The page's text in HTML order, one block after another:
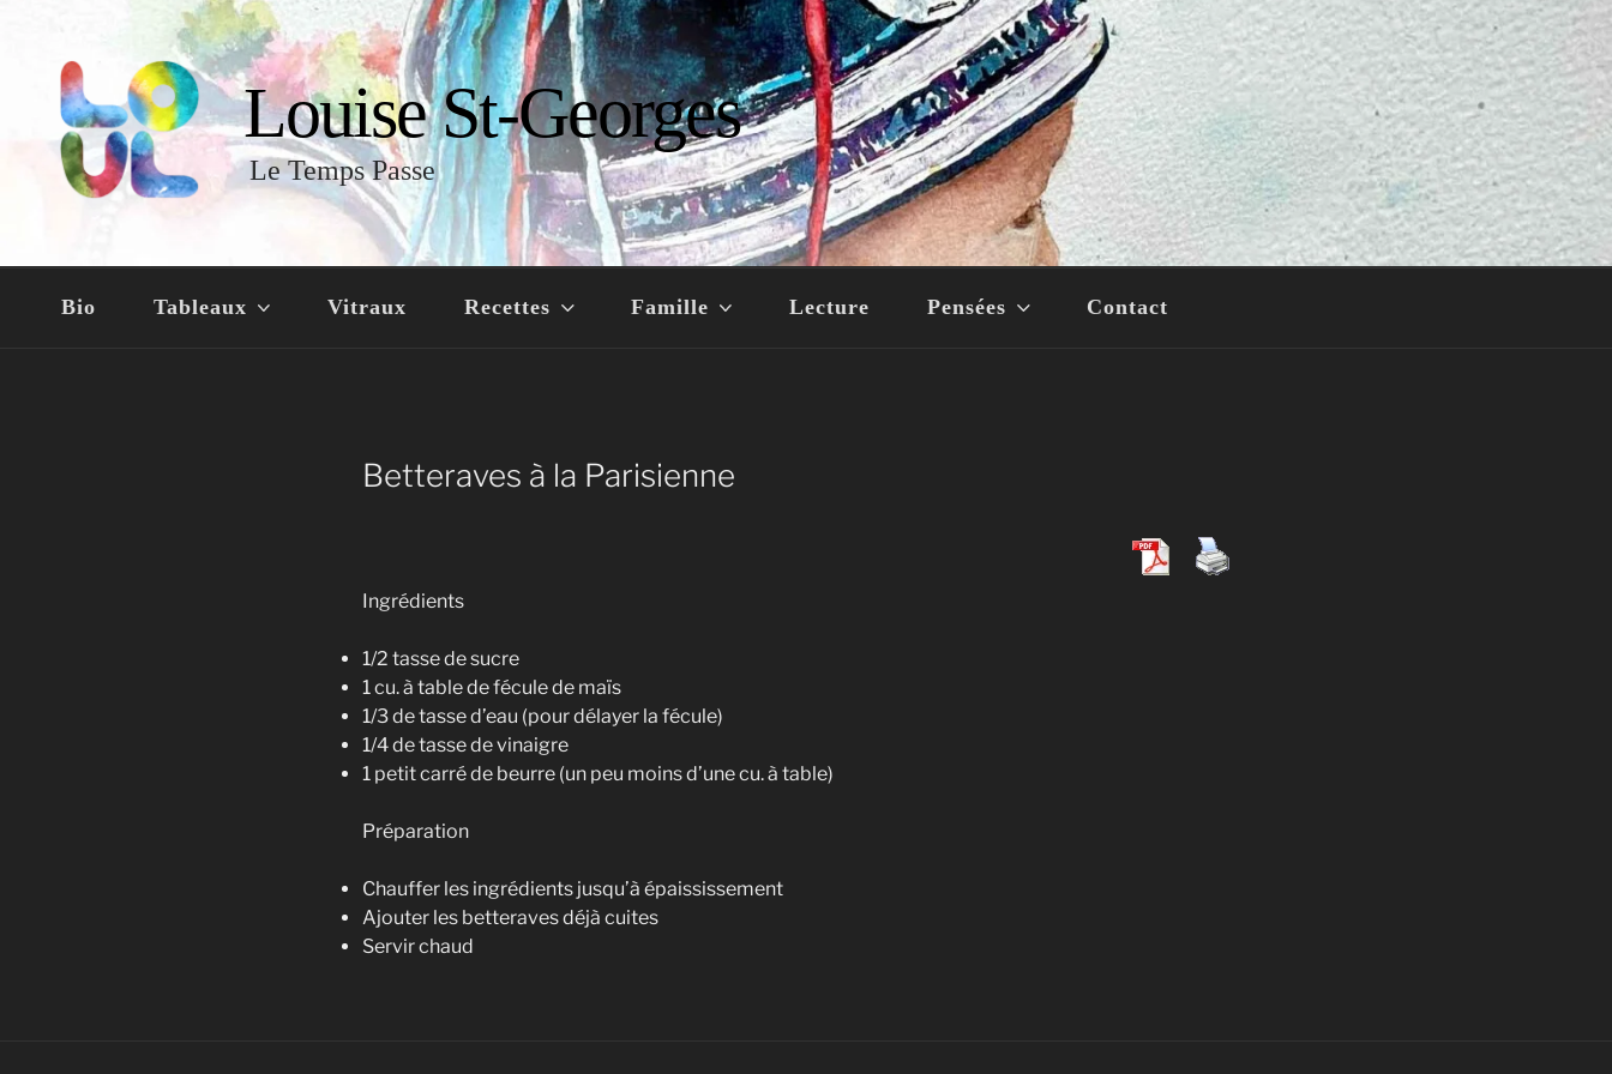
Louise St-Georges
Le Temps Passe
Bio Tableaux Vitraux Recettes Famille Lecture Pensées Contact
Betteraves à la Parisienne
Ingrédients
1/2 tasse de sucre
1 cu. à table de fécule de maïs
1/3 de tasse d’eau (pour délayer la fécule)
1/4 de tasse de vinaigre
1 petit carré de beurre (un peu moins d’une cu. à table)
Préparation
Chauffer les ingrédients jusqu’à épaississement
Ajouter les betteraves déjà cuites
Servir chaud